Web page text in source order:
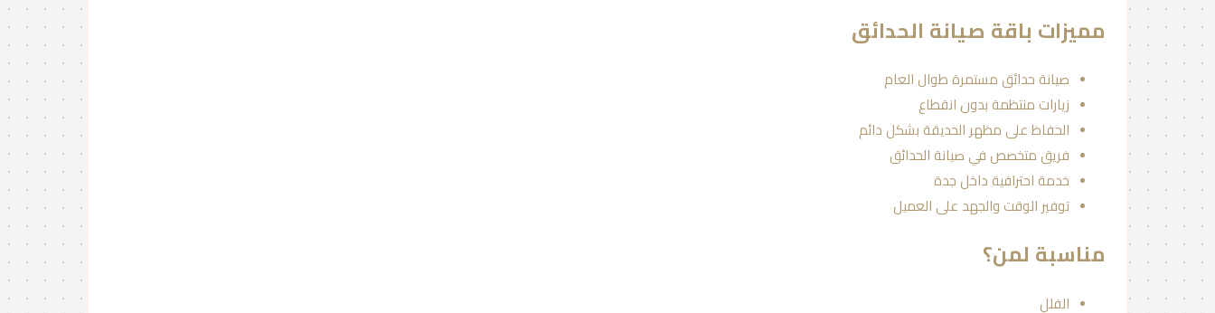
مميزات باقة صيانة الحدائق
صيانة حدائق مستمرة طوال العام
زيارات منتظمة بدون انقطاع
الحفاظ على مظهر الحديقة بشكل دائم
فريق متخصص في صيانة الحدائق
خدمة احترافية داخل جدة
توفير الوقت والجهد على العميل
مناسبة لمن؟
الفلل